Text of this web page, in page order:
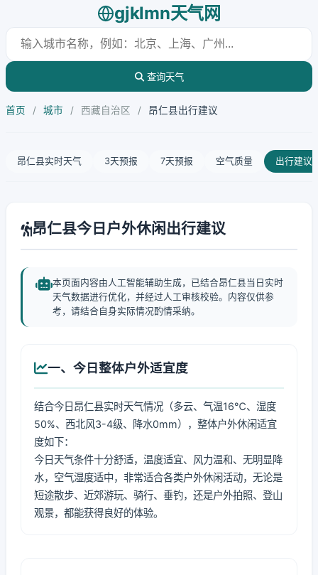
gjklmn天气网
查询天气
首页 / 城市 / 西藏自治区 / 昂仁县出行建议
昂仁县实时天气 3天预报 7天预报 空气质量 出行建议
昂仁县今日户外休闲出行建议
本页面内容由人工智能辅助生成，已结合昂仁县当日实时
天气数据进行优化，并经过人工审核校验。内容仅供参
考，请结合自身实际情况酌情采纳。
一、今日整体户外适宜度
结合今日昂仁县实时天气情况（多云、气温16℃、湿度
50%、西北风3-4级、降水0mm），整体户外休闲适宜
度如下：
今日天气条件十分舒适，温度适宜、风力温和、无明显降
水，空气湿度适中，非常适合各类户外休闲活动，无论是
短途散步、近郊游玩、骑行、垂钓，还是户外拍照、登山
观景，都能获得良好的体验。